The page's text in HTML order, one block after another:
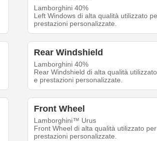
Lamborghini 40%
Left Windows di alta qualità utilizzato
prestazioni personalizzate.
Rear Windshield
Lamborghini 40%
Rear Windshield di alta qualità
e prestazioni personalizzate.
Front Wheel
Lamborghini™ Urus
Front Wheel di alta qualità utilizzato
prestazioni personalizzate.